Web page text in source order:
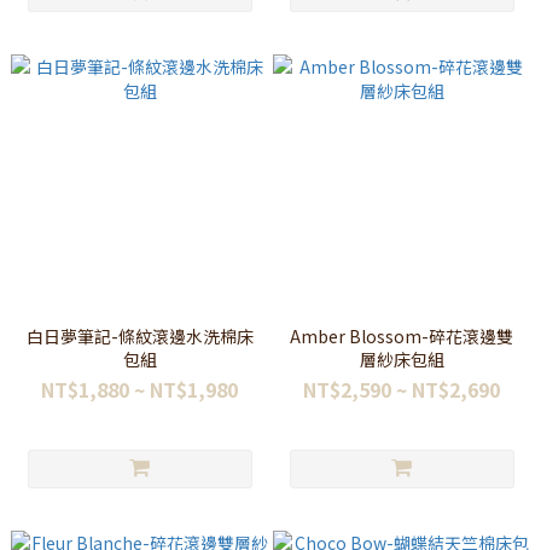
白日夢筆記-條紋滾邊水洗棉床
包組
NT$1,880 ~ NT$1,980
Amber Blossom-碎花滾邊雙
層紗床包組
NT$2,590 ~ NT$2,690